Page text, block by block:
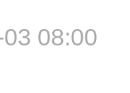
03